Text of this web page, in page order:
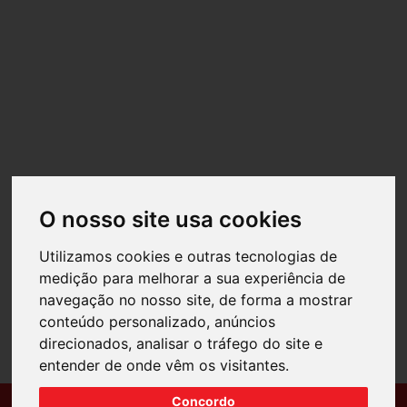
O nosso site usa cookies
Utilizamos cookies e outras tecnologias de
medição para melhorar a sua experiência de
navegação no nosso site, de forma a mostrar
conteúdo personalizado, anúncios
direcionados, analisar o tráfego do site e
entender de onde vêm os visitantes.
Concordo